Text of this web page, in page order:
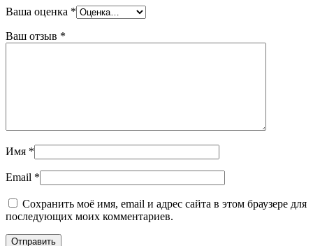
Ваша оценка *
Ваш отзыв *
Имя *
Email *
Сохранить моё имя, email и адрес сайта в этом браузере для
последующих моих комментариев.